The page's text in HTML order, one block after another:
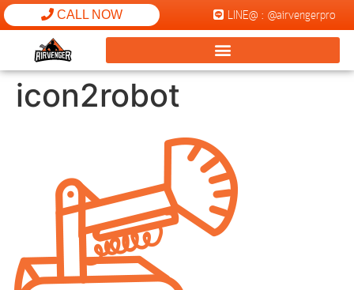
CALL NOW LINE@ : @airvengerpro
icon2robot